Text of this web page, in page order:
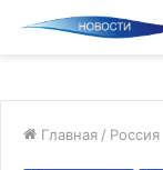
Главная / Россия